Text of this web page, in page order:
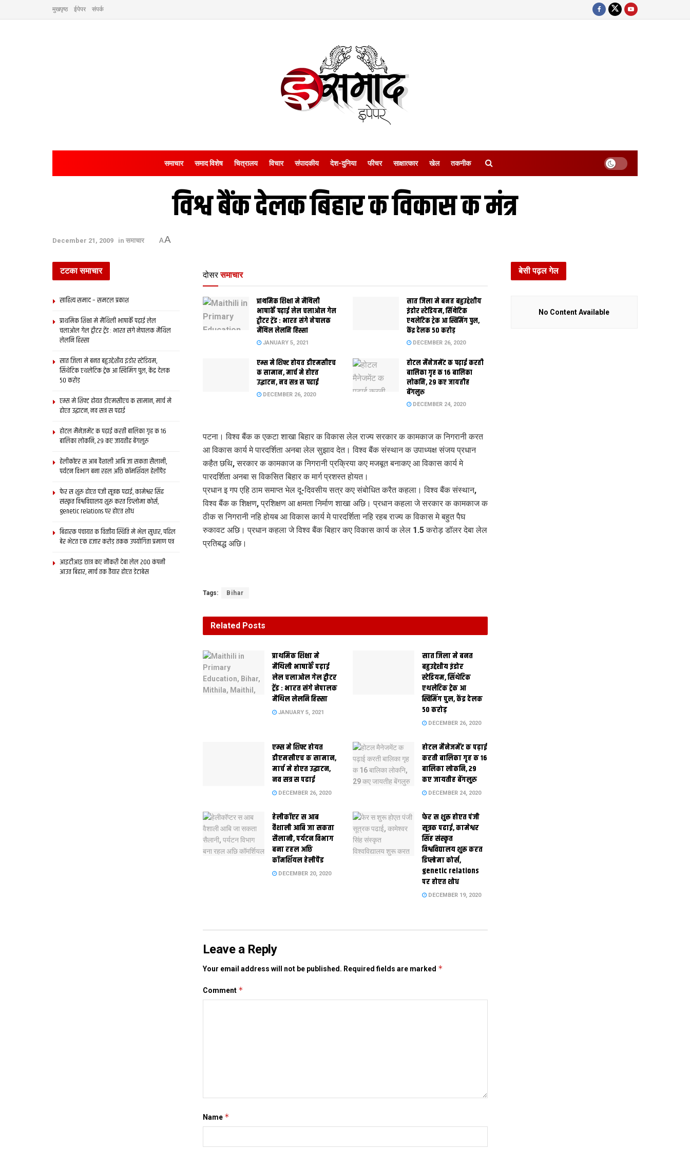
मुखपृष्ठ ईपेपर संपर्क
समाचार समाद विशेष चित्रालय विचार संपादकीय देश-दुनिया फीचर साक्षात्‍कार खेल तकनीक
विश्व बैंक देलक बिहार क विकास क मंत्र
December 21, 2009 in समाचार AA
दोसर समाचार
प्राथमिक शि‍क्षा मे मैथि‍ली
भाषाकेँ पढ़ाई लेल चलाओल गेल
ट्वीटर ट्रेंड : भारत संगे नेपालक
मैथिल लेलनि हिस्सा
JANUARY 5, 2021
सात जिला मे बनत बहुउद्देशीय
इंडोर स्‍टेडि‍यम, सिंथेटिक
एथलेटिक ट्रेक आ स्विमिंग पुल,
केंद्र देलक 50 करोड़
DECEMBER 26, 2020
एम्स मे शिफ्ट होयत डीएमसीएच
क सामान, मार्च मे होएत
उद्घाटन, नव सत्र स पढाई
DECEMBER 26, 2020
होटल मैनेजमेंट क पढ़ाई करती
बालिका गृह क 16 बालिका
लोकनि, 29 कए जायतीह
बेंगलुरु
DECEMBER 24, 2020
पटना। विश्व बैंक क एकटा शाखा बिहार क विकास लेल राज्य सरकार क कामकाज क निगरानी करत
आ विकास कार्य मे पारदर्शिता अनबा लेल सुझाव देत। विश्व बैंक संस्थान क उपाध्यक्ष संजय प्रधान
कहैत छथि, सरकार क कामकाज क निगरानी प्रक्रिया कए मजबूत बनाकए आ विकास कार्य मे
पारदर्शिता अनबा स विकसित बिहार क मार्ग प्रशस्त होयत।
प्रधान इ गप एहि ठाम समाप्त भेल दू-दिवसीय सत्र कए संबोधित करैत कहला। विश्व बैंक संस्थान,
विश्व बैंक क शिक्षण, प्रशिक्षण आ क्षमता निर्माण शाखा अछि। प्रधान कहला जे सरकार क कामकाज क
ठीक स निगरानी नहि होयब आ विकास कार्य मे पारदर्शिता नहि रहब राज्य क विकास मे बहुत पैघ
रुकावट अछि। प्रधान कहला जे विश्व बैंक बिहार कए विकास कार्य क लेल 1.5 करोड़ डॉलर देबा लेल
प्रतिबद्ध अछि।
Tags: Bihar
Related Posts
प्राथमिक शि‍क्षा मे
मैथि‍ली भाषाकेँ पढ़ाई
लेल चलाओल गेल ट्वीटर
ट्रेंड : भारत संगे नेपालक
मैथिल लेलनि हिस्सा
JANUARY 5, 2021
सात जिला मे बनत
बहुउद्देशीय इंडोर
स्‍टेडि‍यम, सिंथेटिक
एथलेटिक ट्रेक आ
स्विमिंग पुल, केंद्र देलक
50 करोड़
DECEMBER 26, 2020
एम्स मे शिफ्ट होयत
डीएमसीएच क सामान,
मार्च मे होएत उद्घाटन,
नव सत्र स पढाई
DECEMBER 26, 2020
होटल मैनेजमेंट क पढ़ाई
करती बालिका गृह क 16
बालिका लोकनि, 29
कए जायतीह बेंगलुरु
DECEMBER 24, 2020
हेलीकॉप्टर स आब
वैशाली आबि जा सकता
सैलानी, पर्यटन विभाग
बना रहल अछि
कॉमर्शियल हेलीपैड
DECEMBER 20, 2020
फेर स शुरू होएत पंजी
सूत्रक पढाई, कामेश्वर
सिंह संस्कृत
विश्वविद्यालय शुरू करत
डिप्लोमा कोर्स,
genetic relations
पर होएत शोध
DECEMBER 19, 2020
Leave a Reply
Your email address will not be published. Required fields are marked *
Comment *
Name *
टटका समाचार
साहित्य समाद – समटल प्रकाश
प्राथमिक शि‍क्षा मे मैथि‍ली भाषाकेँ पढ़ाई लेल
चलाओल गेल ट्वीटर ट्रेंड : भारत संगे नेपालक मैथिल
लेलनि हिस्सा
सात जिला मे बनत बहुउद्देशीय इंडोर स्‍टेडि‍यम,
सिंथेटिक एथलेटिक ट्रेक आ स्विमिंग पुल, केंद्र देलक
50 करोड़
एम्स मे शिफ्ट होयत डीएमसीएच क सामान, मार्च मे
होएत उद्घाटन, नव सत्र स पढाई
होटल मैनेजमेंट क पढ़ाई करती बालिका गृह क 16
बालिका लोकनि, 29 कए जायतीह बेंगलुरु
हेलीकॉप्टर स आब वैशाली आबि जा सकता सैलानी,
पर्यटन विभाग बना रहल अछि कॉमर्शियल हेलीपैड
फेर स शुरू होएत पंजी सूत्रक पढाई, कामेश्वर सिंह
संस्कृत विश्वविद्यालय शुरू करत डिप्लोमा कोर्स,
genetic relations पर होएत शोध
बिहारक पंचायत क वित्‍तीय स्थिति मे भेल सुधार, पहिल
बेर भेटत एक हजार करोड़ तकक उपयोगिता प्रमाण पत्र
आइटीआइ छात्र कए नौकरी देबा लेल 200 कंपनी
आउत बिहार, मार्च तक तैयार होएत डेटाबेस
बेसी पढ़ल गेल
No Content Available